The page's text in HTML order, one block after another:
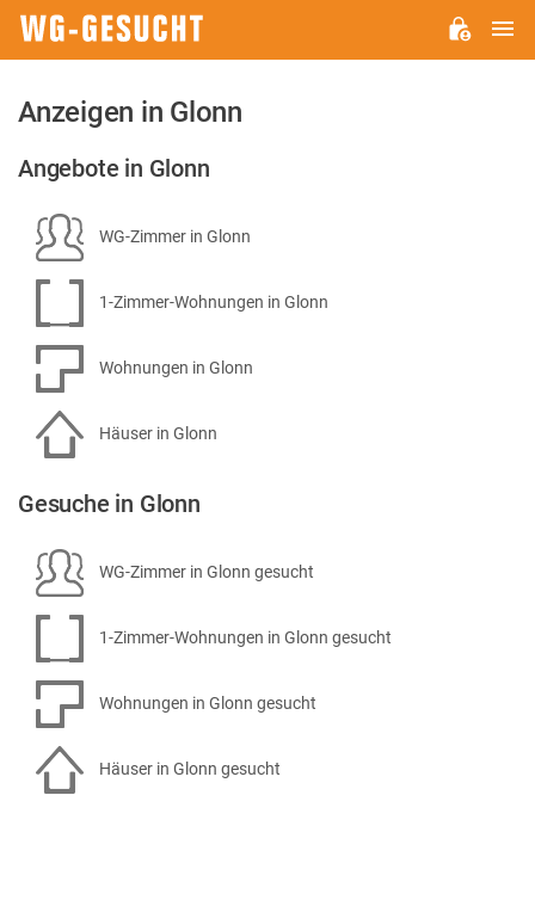
Anzeigen in Glonn
Angebote in Glonn
WG-Zimmer in Glonn
1-Zimmer-Wohnungen in Glonn
Wohnungen in Glonn
Häuser in Glonn
Gesuche in Glonn
WG-Zimmer in Glonn gesucht
1-Zimmer-Wohnungen in Glonn gesucht
Wohnungen in Glonn gesucht
Häuser in Glonn gesucht